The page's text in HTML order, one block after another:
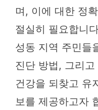
며, 이에 대한 정
절실히 필요합니
성동 지역 주민들
진단 방법, 그리
건강을 되찾고 유
보를 제공하고자